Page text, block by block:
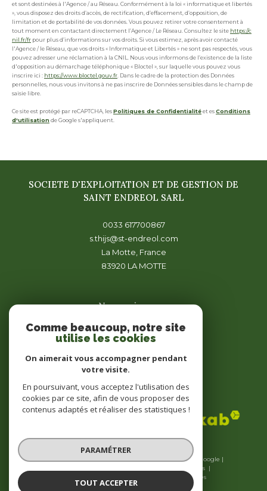
et sont destinées à l'Agence / au Réseau. Conformément à la loi « informatique et libertés
», vous disposez des droits d’accès, de rectification, d’effacement, d’opposition, de
limitation et de portabilité de vos données. Vous pouvez retirer votre consentement à
tout moment en contactant directement l’Agence / Le Réseau. Consultez le site https://c
nil.fr/fr pour plus d’informations sur vos droits. Si vous estimez, après avoir contacté
l'Agence / le Réseau, que vos droits « Informatique et Libertés » ne sont pas respectés, vous
pouvez adresser une réclamation à la CNIL. Nous vous informons de l’existence de la liste
d'opposition au démarchage téléphonique « Bloctel », sur laquelle vous pouvez vous
inscrire ici : https://www.bloctel.gouv.fr . Dans le cadre de la protection des Données
personnelles, nous vous invitons à ne pas inscrire de Données sensibles dans le champ de
saisie libre.
Ce site est protégé par reCAPTCHA, lesPolitiques de Confidentialitéet esConditions
d'utilisationde Google s'appliquent.
SOCIETE D'EXPLOITATION ET DE GESTION DE
SAINT ENDREOL SARL
0033 617700867
s.thijs@st-endreol.com
La Motte, France
83920
LA MOTTE
Nous suivre sur
Adhérents
© 2026 | Tous droits réservés | Traduction powered by Google |
Mentions légales
Cookies
Comme beaucoup, notre site
utilise les cookies
On aimerait vous accompagner pendant
votre visite.
En poursuivant, vous acceptez l'utilisation des
cookies par ce site, afin de vous proposer des
contenus adaptés et réaliser des statistiques !
PARAMÉTRER
TOUT ACCEPTER